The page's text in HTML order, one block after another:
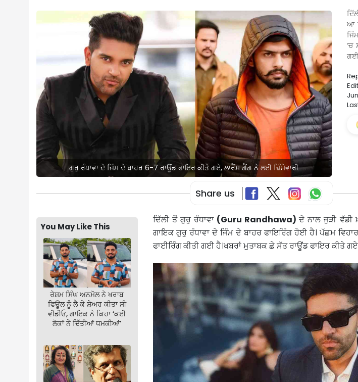
ਗੁਰੁ ਰੰਧਾਵਾ ਦੇ ਜਿੰਮ ਦੇ ਬਾਹਰ 6-7 ਰਾਊਂਡ ਫਾਇਰ ਕੀਤੇ ਗਏ, ਲਾਰੈਂਸ ਗੈਂਗ ਨੇ ਲਈ ਜ਼ਿੰਮੇਵਾਰੀ
ਆ
‘ਚ
ਗਈ
Share us
You May Like This
ਰੇਸ਼ਮ ਸਿੰਘ ਅਨਮੋਲ ਨੇ ਖਰਾਬ
ਫਿਊਲ ਨੂੰ ਲੈ ਕੇ ਸ਼ੇਅਰ ਕੀਤਾ ਸੀ
ਵੀਡੀਓ, ਗਾਇਕ ਨੇ ਕਿਹਾ ‘ਕਈ
ਲੋਕਾਂ ਨੇ ਦਿੱਤੀਆਂ ਧਮਕੀਆਂ’
ਦਿੱਲੀ ਤੋਂ ਗੁਰੁ ਰੰਧਾਵਾ(Guru Randhawa)ਦੇ ਨਾਲ ਜੁੜੀ
ਗਾਇਕ ਗੁਰੁ ਰੰਧਾਵਾ ਦੇ ਜਿੰਮ ਦੇ ਬਾਹਰ ਫਾਇਰਿੰਗ ਹੋਈ ਹੈ। ਪੱਛਮ
ਫਾਈਰਿੰਗ ਕੀਤੀ ਗਈ ਹੈ।ਖਬਰਾਂ ਮੁਤਾਬਕ ਛੇ ਸੱਤ ਰਾਊਂਡ ਫਾਇਰ ਕੀਤੇ